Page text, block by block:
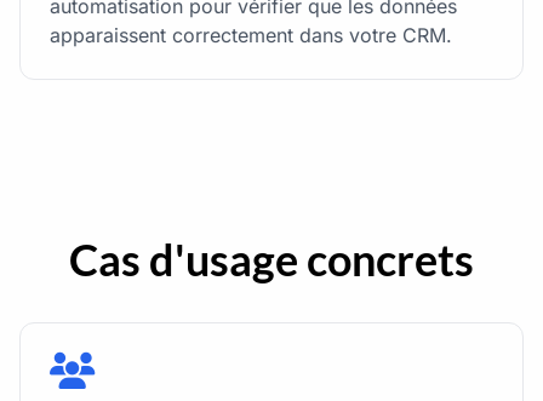
automatisation pour vérifier que les données
apparaissent correctement dans votre CRM.
Cas d'usage concrets